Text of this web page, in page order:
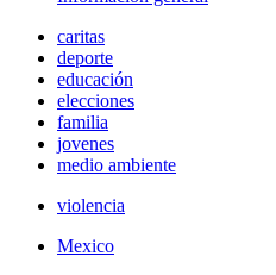
caritas
deporte
educación
elecciones
familia
jovenes
medio ambiente
violencia
Mexico